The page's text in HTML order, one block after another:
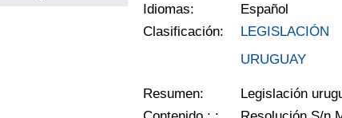
Idiomas:
Español
Clasificación:
LEGISLACIÓN
URUGUAY
Resumen:
Legislación